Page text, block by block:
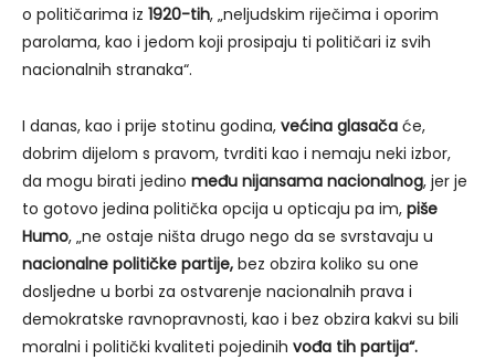
o političarima iz 1920-tih, „neljudskim riječima i oporim
parolama, kao i jedom koji prosipaju ti političari iz svih
nacionalnih stranaka“.
I danas, kao i prije stotinu godina, većina glasača će,
dobrim dijelom s pravom, tvrditi kao i nemaju neki izbor,
da mogu birati jedino među nijansama nacionalnog, jer je
to gotovo jedina politička opcija u opticaju pa im, piše
Humo, „ne ostaje ništa drugo nego da se svrstavaju u
nacionalne političke partije, bez obzira koliko su one
dosljedne u borbi za ostvarenje nacionalnih prava i
demokratske ravnopravnosti, kao i bez obzira kakvi su bili
moralni i politički kvaliteti pojedinih vođa tih partija“.